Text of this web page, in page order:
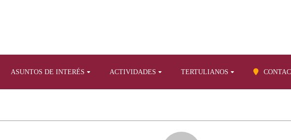
ASUNTOS DE INTERÉS ACTIVIDADES TERTULIANOS